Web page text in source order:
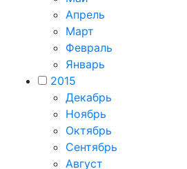
Апрель
Март
Февраль
Январь
2015
Декабрь
Ноябрь
Октябрь
Сентябрь
Август